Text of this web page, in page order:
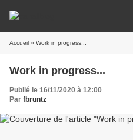
Accueil » Work in progress...
Work in progress...
Publié le 16/11/2020 à 12:00
Par fbruntz